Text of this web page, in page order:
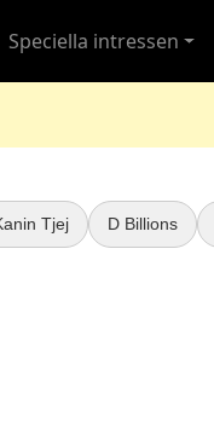
Speciella intressen
Tjej D Billions